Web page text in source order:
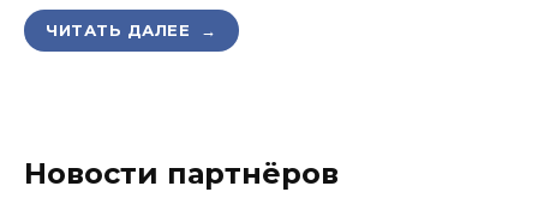
ЧИТАТЬ ДАЛЕЕ →
Новости партнёров